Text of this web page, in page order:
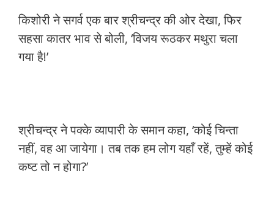
किशोरी ने सगर्व एक बार श्रीचन्द्र की ओर देखा, फिर
सहसा कातर भाव से बोली, ‘विजय रूठकर मथुरा चला
गया है!’
श्रीचन्द्र ने पक्के व्यापारी के समान कहा, ‘कोई चिन्ता
नहीं, वह आ जायेगा। तब तक हम लोग यहाँ रहें, तुम्हें कोई
कष्ट तो न होगा?’